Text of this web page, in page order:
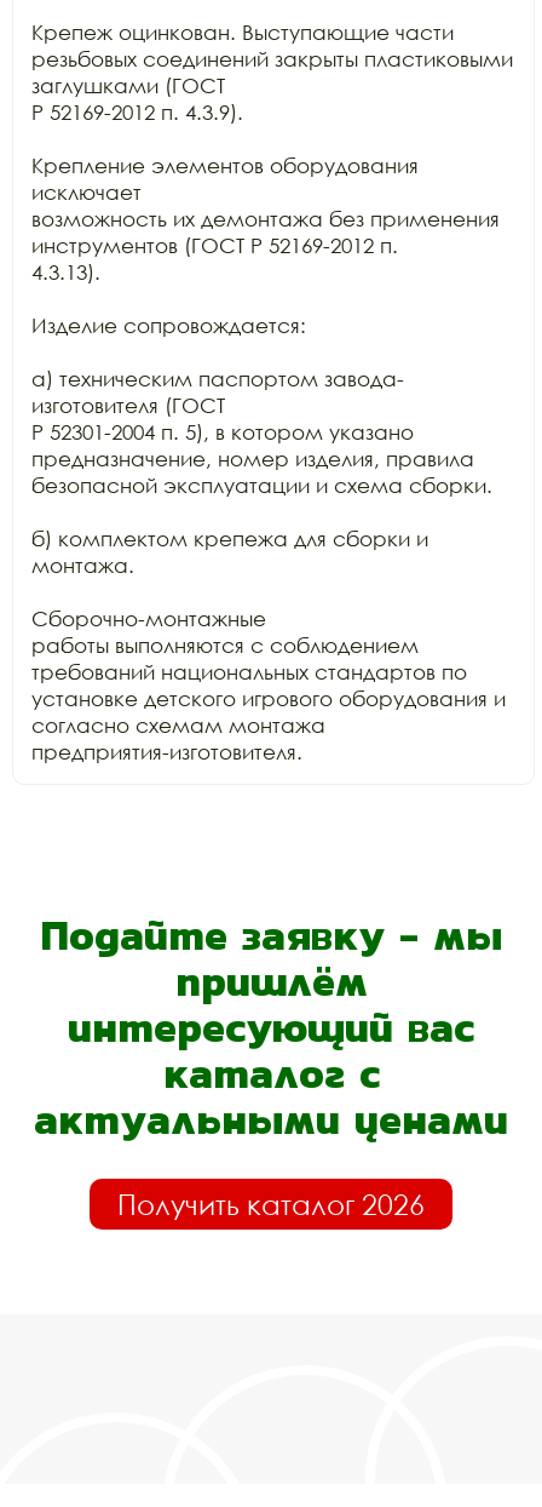
Крепеж оцинкован. Выступающие части
резьбовых соединений закрыты пластиковыми
заглушками (ГОСТ
Р 52169-2012 п. 4.3.9).
Крепление элементов оборудования
исключает
возможность их демонтажа без применения
инструментов (ГОСТ Р 52169-2012 п.
4.3.13).
Изделие сопровождается:
а) техническим паспортом завода-
изготовителя (ГОСТ
Р 52301-2004 п. 5), в котором указано
предназначение, номер изделия, правила
безопасной эксплуатации и схема сборки.
б) комплектом крепежа для сборки и
монтажа.
Сборочно-монтажные
работы выполняются с соблюдением
требований национальных стандартов по
установке детского игрового оборудования и
согласно схемам монтажа
предприятия-изготовителя.
Подайте заявку - мы
пришлём
интересующий вас
каталог с
актуальными ценами
Получить каталог 2026